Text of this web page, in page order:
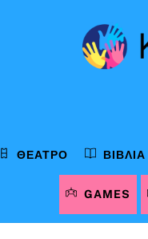
ΘΈΑΤΡΟ ΒΙΒΛΊΑ
GAMES